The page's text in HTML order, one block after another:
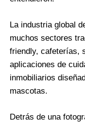
La industria global
muchos sectores
friendly, cafeterías,
aplicaciones de
inmobiliarios
mascotas.
Detrás de una